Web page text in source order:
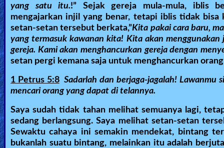
yang satu itu.!” Sejak gereja mula-mula, iblis
mengajarkan injil yang benar, tetapi iblis tidak bisa
setan-setan tersebut berkata,”Kita pakai cara baru,
yang termasuk kawanan kita! Kita akan
gereja. Kami akan menghancurkan gereja dengan
setan pergi kemana saja untuk menghancurkan
1 Petrus 5:8Sadarlah dan berjaga-jagalah! Lawanmu
mencari orang yang dapat di telannya.
Saya sudah tidak tahan melihat semuanya lagi,
sedang berlangsung. Saya melihat setan-setan
Sewaktu cahaya ini semakin mendekat, bintang
bukanlah suatu bintang, melainkan itu adalah